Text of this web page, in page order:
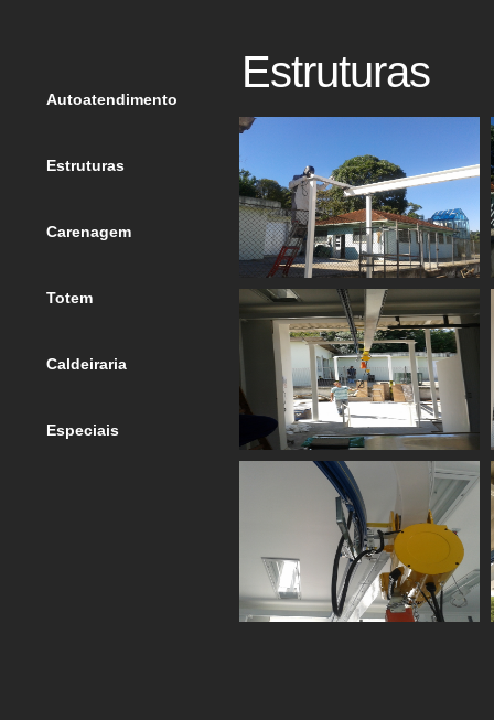
Autoatendimento
Estruturas
Carenagem
Totem
Caldeiraria
Especiais
Estruturas